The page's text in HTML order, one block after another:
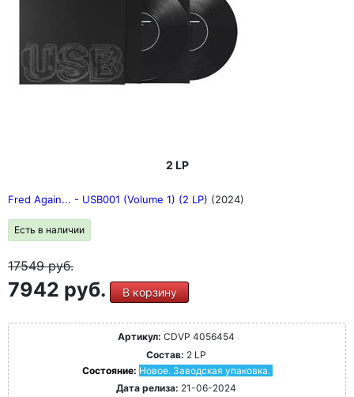
2 LP
Fred Again... - USB001 (Volume 1) (2 LP) (2024)
Есть в наличии
17549руб.
7942 руб. В корзину
Артикул: CDVP 4056454
Состав: 2 LP
Состояние: Новое. Заводская упаковка.
Дата релиза: 21-06-2024